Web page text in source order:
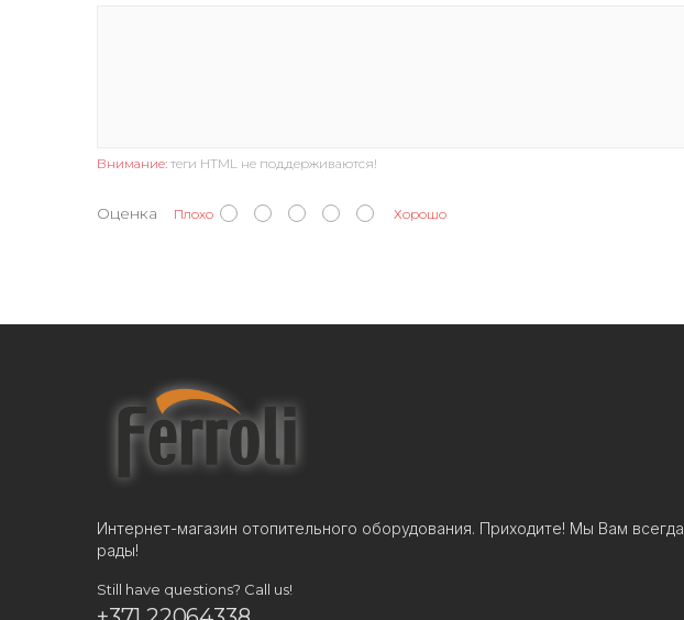
Внимание: теги HTML не поддерживаются!
Оценка Плохо Хорошо
Интернет-магазин отопительного оборудования. Приходите! Мы Вам всегда
рады!
Still have questions? Call us!